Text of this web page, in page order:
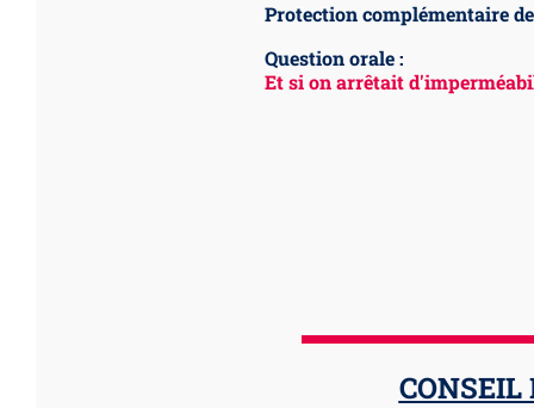
Protection complémentaire
Question orale :
Et si on arrêtait